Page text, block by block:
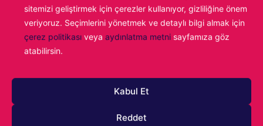
sitemizi geliştirmek için çerezler kullanıyor, gizliliğine önem
veriyoruz. Seçimlerini yönetmek ve detaylı bilgi almak için
çerez politikası veya aydınlatma metni sayfamıza göz
atabilirsin.
Kabul Et
Reddet